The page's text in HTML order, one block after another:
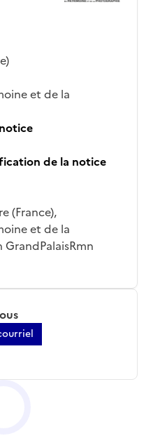
et de la
de la notice
(France),
et de la